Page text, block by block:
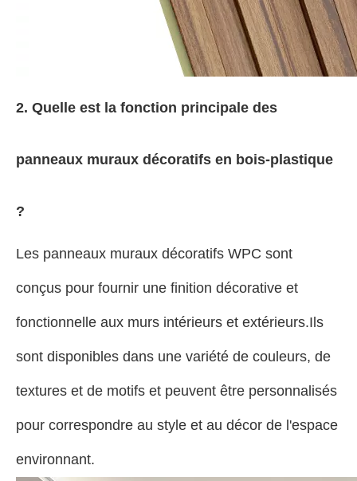
2. Quelle est la fonction principale des
panneaux muraux décoratifs en bois-plastique
?
Les panneaux muraux décoratifs WPC sont
conçus pour fournir une finition décorative et
fonctionnelle aux murs intérieurs et extérieurs.Ils
sont disponibles dans une variété de couleurs, de
textures et de motifs et peuvent être personnalisés
pour correspondre au style et au décor de l'espace
environnant.